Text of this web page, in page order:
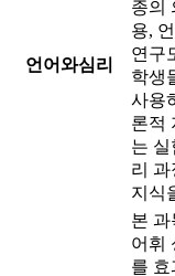
언어와심리
종의
용,
연구
학생
사용
론적
는 실
리
지식
본
어휘
를 효